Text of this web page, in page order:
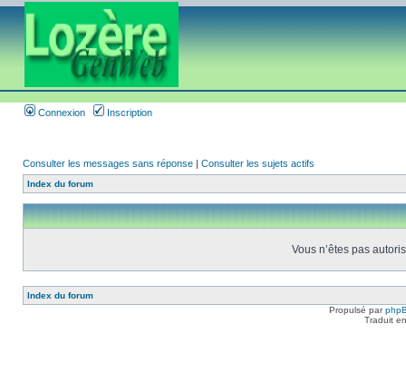
Connexion Inscription
Consulter les messages sans réponse | Consulter les sujets actifs
Index du forum
Vous n’êtes pas
Index du forum
Propulsé par
Traduit